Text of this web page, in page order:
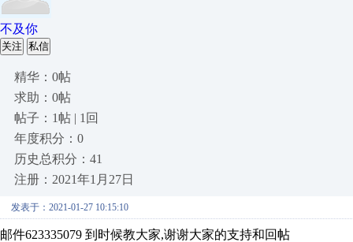
不及你
关注 私信
精华：0帖
求助：0帖
帖子：1帖 | 1回
年度积分：0
历史总积分：41
注册：2021年1月27日
发表于：2021-01-27 10:15:10
邮件623335079 到时候教大家,谢谢大家的支持和回帖